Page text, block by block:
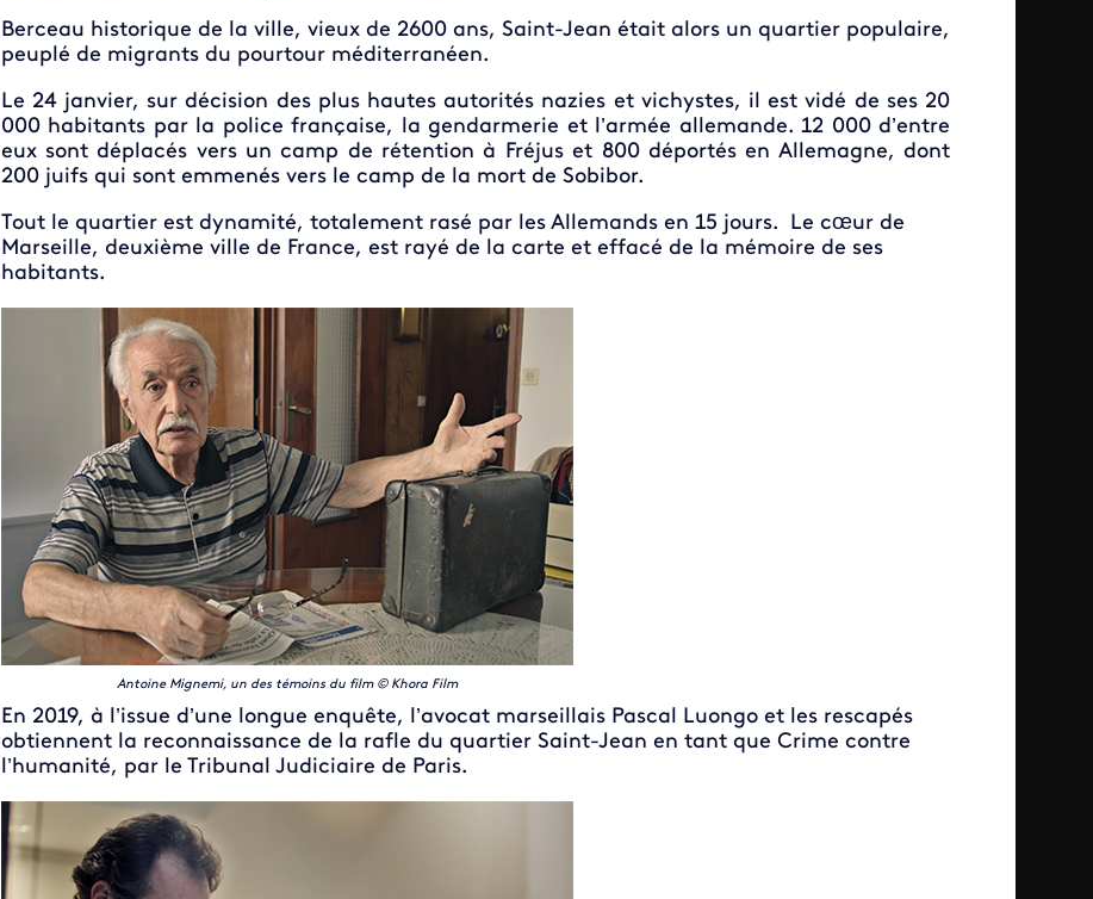
Berceau historique de la ville, vieux de 2600 ans, Saint-Jean était alors un quartier populaire,
peuplé de migrants du pourtour méditerranéen.
Le 24 janvier, sur décision des plus hautes autorités nazies et vichystes, il est vidé de ses 20
000 habitants par la police française, la gendarmerie et l’armée allemande. 12 000 d’entre
eux sont déplacés vers un camp de rétention à Fréjus et 800 déportés en Allemagne, dont
200 juifs qui sont emmenés vers le camp de la mort de Sobibor.
Tout le quartier est dynamité, totalement rasé par les Allemands en 15 jours. Le cœur de
Marseille, deuxième ville de France, est rayé de la carte et effacé de la mémoire de ses
habitants.
Antoine Mignemi, un des témoins du film © Khora Film
En 2019, à l’issue d’une longue enquête, l’avocat marseillais Pascal Luongo et les rescapés
obtiennent la reconnaissance de la rafle du quartier Saint-Jean en tant que Crime contre
l’humanité, par le Tribunal Judiciaire de Paris.